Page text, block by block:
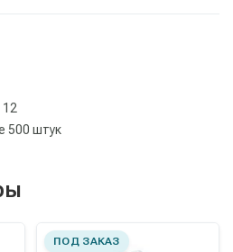
12
500 штук
ПОД ЗАКАЗ